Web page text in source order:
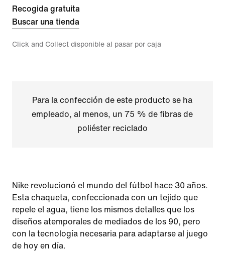
Recogida gratuita
Buscar una tienda
Click and Collect disponible al pasar por caja
Para la confección de este producto se ha
empleado, al menos, un 75 % de fibras de
poliéster reciclado
Nike revolucionó el mundo del fútbol hace 30 años.
Esta chaqueta, confeccionada con un tejido que
repele el agua, tiene los mismos detalles que los
diseños atemporales de mediados de los 90, pero
con la tecnología necesaria para adaptarse al juego
de hoy en día.